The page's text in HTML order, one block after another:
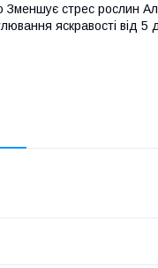
Зменшує стрес рослин
яскравості від